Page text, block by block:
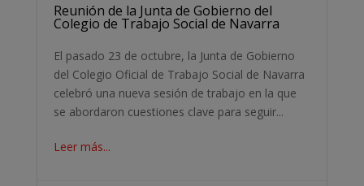
Reunión de la Junta de Gobierno del
Colegio de Trabajo Social de Navarra
El pasado 23 de octubre, la Junta de Gobierno
del Colegio Oficial de Trabajo Social de Navarra
celebró una nueva sesión de trabajo en la que
se abordaron cuestiones clave para seguir...
Leer más...